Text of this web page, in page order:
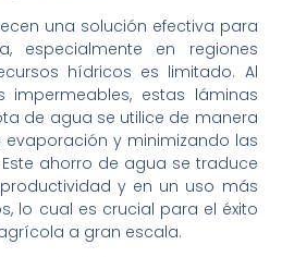
una solución efectiva para
especialmente en regiones
hídricos es limitado. Al
estas láminas
de agua se utilice de manera
evaporación y minimizando las
ahorro de agua se traduce
y en un uso más
lo cual es crucial para el éxito
a gran escala.